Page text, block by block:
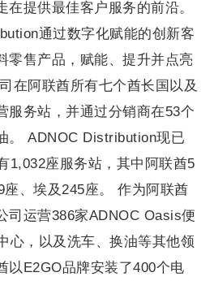
在提供最佳客户服务的前沿。
通过数字化赋能的创新客
零售产品，赋能、提升并点亮
在阿联酋所有七个酋长国以及
服务站，并通过分销商在53个
。 ADNOC Distribution现已
1,032座服务站，其中阿联酋5
、埃及245座。 作为阿联酋
司运营386家ADNOC Oasis便
心，以及洗车、换油等其他领
以E2GO品牌安装了400个电